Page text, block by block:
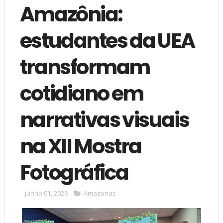
Amazônia:
estudantes da UEA
transformam
cotidiano em
narrativas visuais
na XII Mostra
Fotográfica
junho 01, 2026 Amazonas